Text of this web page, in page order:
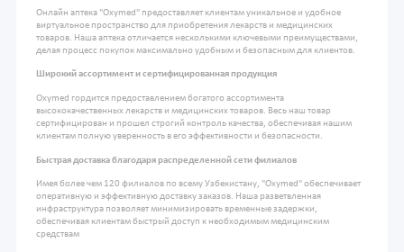
Онлайн аптека "Oxymed" предоставляет клиентам уникальное и удобное
виртуальное пространство для приобретения лекарств и медицинских
товаров. Наша аптека отличается несколькими ключевыми преимуществами,
делая процесс покупок максимально удобным и безопасным для клиентов.
Широкий ассортимент и сертифицированная продукция
Oxymed гордится предоставлением богатого ассортимента
высококачественных лекарств и медицинских товаров. Весь наш товар
сертифицирован и прошел строгий контроль качества, обеспечивая нашим
клиентам полную уверенность в его эффективности и безопасности.
Быстрая доставка благодаря распределенной сети филиалов
Имея более чем 120 филиалов по всему Узбекистану, "Oxymed" обеспечивает
оперативную и эффективную доставку заказов. Наша разветвленная
инфраструктура позволяет минимизировать временные задержки,
обеспечивая клиентам быстрый доступ к необходимым медицинским
средствам